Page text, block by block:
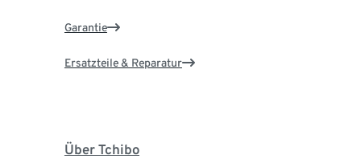
Garantie
Ersatzteile & Reparatur
Über Tchibo